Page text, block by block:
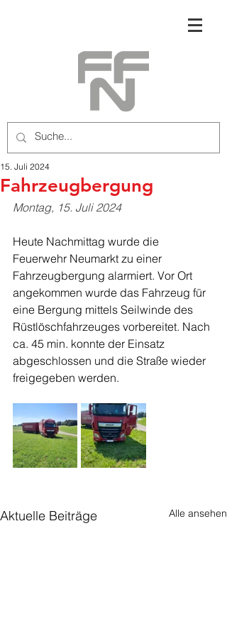
Fahrzeugbergung
15. Juli 2024
Montag, 15. Juli 2024
Heute Nachmittag wurde die
Feuerwehr Neumarkt zu einer
Fahrzeugbergung alarmiert. Vor Ort
angekommen wurde das Fahrzeug für
eine Bergung mittels Seilwinde des
Rüstlöschfahrzeuges vorbereitet. Nach
ca. 45 min. konnte der Einsatz
abgeschlossen und die Straße wieder
freigegeben werden.
Aktuelle Beiträge Alle ansehen